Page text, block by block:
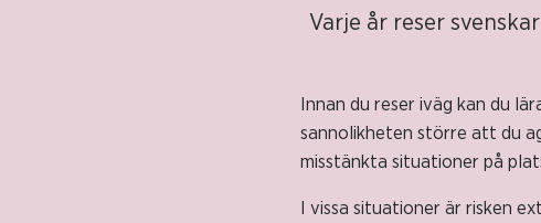
Varje år reser
Innan du reser iväg kan du
sannolikheten större att du
misstänkta situationer på
I vissa situationer är risken